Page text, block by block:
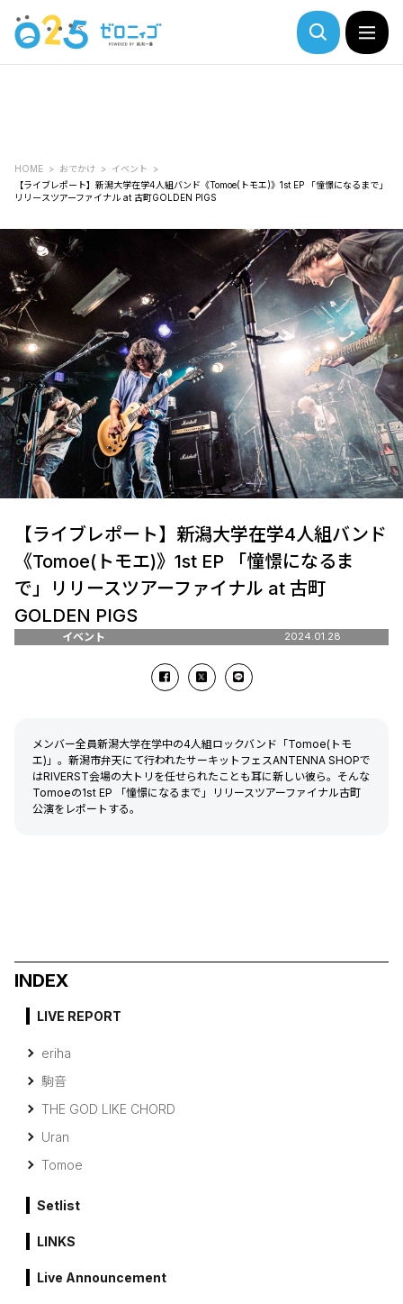
HOME おでかけ
イベント
【ライブレポート】新潟大学在学4人組バンド《Tomoe(トモエ)》1st EP 「憧憬になるまで」
リリースツアーファイナル at 古町GOLDEN PIGS
【ライブレポート】新潟大学在学4人組バンド
《Tomoe(トモエ)》1st EP 「憧憬になるま
で」リリースツアーファイナル at 古町
GOLDEN PIGS
イベント 2024.01.28
メンバー全員新潟大学在学中の4人組ロックバンド「Tomoe(トモ
エ)」。新潟市弁天にて行われたサーキットフェスANTENNA SHOPで
はRIVERST会場の大トリを任せられたことも耳に新しい彼ら。そんな
Tomoeの1st EP 「憧憬になるまで」リリースツアーファイナル古町
公演をレポートする。
INDEX
LIVE REPORT
eriha
駒音
THE GOD LIKE CHORD
Uran
Tomoe
Setlist
LINKS
Live Announcement